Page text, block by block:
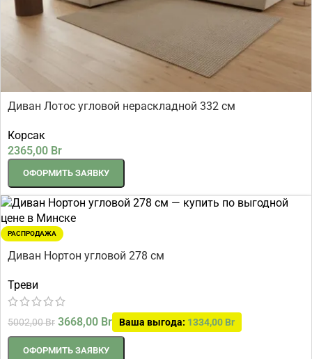
Диван Лотос угловой нераскладной 332 см
Корсак
2365,00 Br
ОФОРМИТЬ ЗАЯВКУ
РАСПРОДАЖА
Диван Нортон угловой 278 см
Треви
5002,00Br 3668,00 Br Ваша выгода: 1334,00 Br
ОФОРМИТЬ ЗАЯВКУ